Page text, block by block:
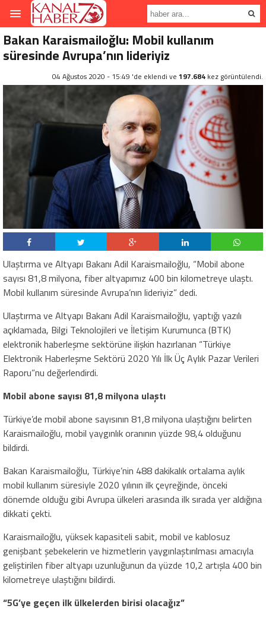
Bakan Karaismailoğlu: Mobil kullanım
süresinde Avrupa’nın lideriyiz
04 Ağustos 2020 - 15:49 'de eklendi ve 197.684 kez görüntülendi.
Ulaştırma ve Altyapı Bakanı Adil Karaismailoğlu, “Mobil abone
sayısı 81,8 milyona, fiber altyapımız 400 bin kilometreye ulaştı.
Mobil kullanım süresinde Avrupa’nın lideriyiz” dedi.
Ulaştırma ve Altyapı Bakanı Adil Karaismailoğlu, yaptığı yazılı
açıklamada, Bilgi Teknolojileri ve İletişim Kurumunca (BTK)
elektronik haberleşme sektörüne ilişkin hazırlanan “Türkiye
Elektronik Haberleşme Sektörü 2020 Yılı İlk Üç Aylık Pazar Verileri
Raporu”nu değerlendirdi.
Mobil abone sayısı 81,8 milyona ulaştı
Türkiye’de mobil abone sayısının 81,8 milyona ulaştığını belirten
Karaismailoğlu, mobil yaygınlık oranının yüzde 98,4 olduğunu
bildirdi.
Bakan Karaismailoğlu, Türkiye’nin 488 dakikalık ortalama aylık
mobil kullanım süresiyle 2020 yılının ilk çeyreğinde, önceki
dönemde olduğu gibi Avrupa ülkeleri arasında ilk sırada yer aldığına
dikkati çekti.
Karaismailoğlu, yüksek kapasiteli sabit, mobil ve kablosuz
genişbant şebekelerin ve hizmetlerin yaygınlaştırılması amacıyla
geliştirilen fiber altyapı uzunluğunun da yüzde 10,2 artışla 400 bin
kilometreye ulaştığını bildirdi.
“5G’ye geçen ilk ülkelerden birisi olacağız”